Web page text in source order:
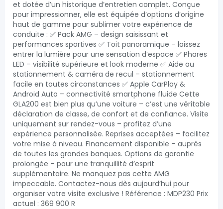
et dotée d’un historique d’entretien complet. Conçue
pour impressionner, elle est équipée d’options d’origine
haut de gamme pour sublimer votre expérience de
conduite : ✅ Pack AMG – design saisissant et
performances sportives ✅ Toit panoramique – laissez
entrer la lumière pour une sensation d’espace ✅ Phares
LED – visibilité supérieure et look moderne ✅ Aide au
stationnement & caméra de recul – stationnement
facile en toutes circonstances ✅ Apple CarPlay &
Android Auto – connectivité smartphone fluide Cette
GLA200 est bien plus qu’une voiture – c’est une véritable
déclaration de classe, de confort et de confiance. Visite
uniquement sur rendez-vous – profitez d’une
expérience personnalisée. Reprises acceptées – facilitez
votre mise à niveau. Financement disponible – auprès
de toutes les grandes banques. Options de garantie
prolongée – pour une tranquillité d’esprit
supplémentaire. Ne manquez pas cette AMG
impeccable. Contactez-nous dès aujourd’hui pour
organiser votre visite exclusive ! Référence : MDP230 Prix
actuel : 369 900 R